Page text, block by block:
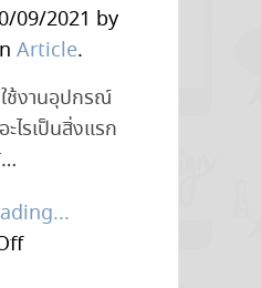
09/2021 by
Article.
ช้งานอุปกรณ์
ไรเป็นสิ่งแรก
on